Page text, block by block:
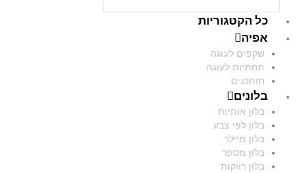
כל הקטגוריות
אפיה
שקפים לעוגה
תחתיות לעוגה
חותכנים
בלונים
בלון אותיות
בלון לפי צבע
בלון מיילר
בלון מספר
בלון רווקות